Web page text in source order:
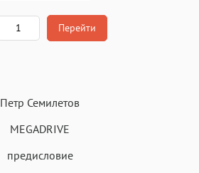
Перейти
Петр Семилетов
MEGADRIVE
пpедисловие